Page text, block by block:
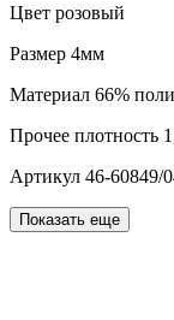
Цвет розовый
Размер 4мм
Материал 66%
Прочее плотность
Артикул 46-60849/
Показать еще